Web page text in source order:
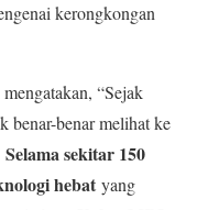
kerongkongan
“Sejak
benar-benar melihat ke
Selama sekitar 150
hebat yang